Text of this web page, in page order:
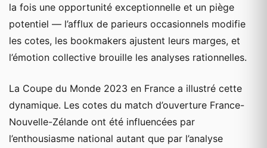
la fois une opportunité exceptionnelle et un piège
potentiel — l’afflux de parieurs occasionnels modifie
les cotes, les bookmakers ajustent leurs marges, et
l’émotion collective brouille les analyses rationnelles.
La Coupe du Monde 2023 en France a illustré cette
dynamique. Les cotes du match d’ouverture France-
Nouvelle-Zélande ont été influencées par
l’enthousiasme national autant que par l’analyse